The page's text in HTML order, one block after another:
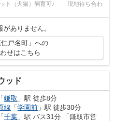
ト（犬猫）飼育可♪ 現地待ち合わ
ありません。
仁戸名町」への
せはこちら
ッド
「鎌取 」駅 徒歩8分
線 「学園前 」駅 徒歩30分
「千葉 」駅 バス31分 「鎌取市営